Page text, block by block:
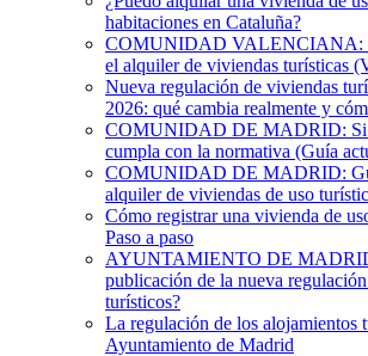
habitaciones en Cataluña?
COMUNIDAD VALENCIANA:
el alquiler de viviendas turísticas
Nueva regulación de viviendas
2026: qué cambia realmente y
COMUNIDAD DE MADRID: Si
cumpla con la normativa (Guía
COMUNIDAD DE MADRID:
alquiler de viviendas de uso
Cómo registrar una vivienda de
Paso a paso
AYUNTAMIENTO DE
publicación de la nueva
turísticos?
La regulación de los alojamientos
Ayuntamiento de Madrid